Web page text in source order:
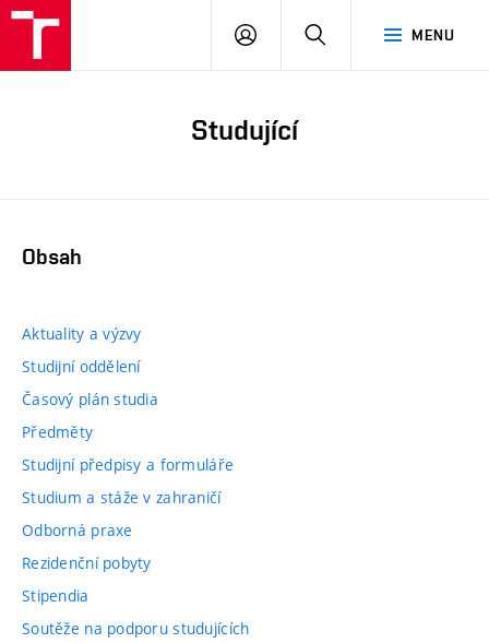
MENU
PŘIHLÁSIT
Studující
Obsah
Aktuality a výzvy
Studijní oddělení
Časový plán studia
Předměty
Studijní předpisy a formuláře
Studium a stáže v zahraničí
Odborná praxe
Rezidenční pobyty
Stipendia
Soutěže na podporu studujících